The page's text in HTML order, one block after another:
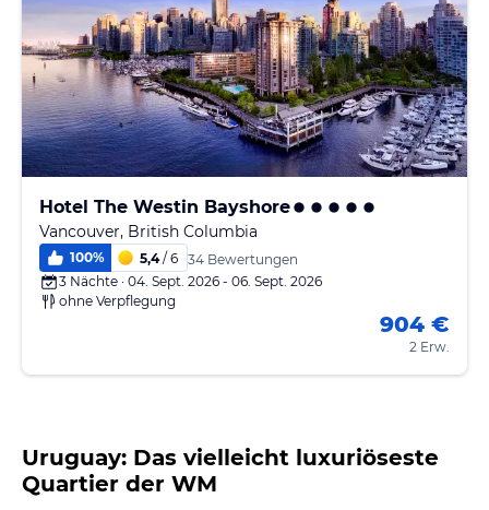
Hotel The Westin Bayshore
Vancouver, British Columbia
100% 5,4/ 6 34 Bewertungen
3 Nächte · 04. Sept. 2026 - 06. Sept. 2026
ohne Verpflegung
904 €
2 Erw.
Uruguay: Das vielleicht luxuriöseste
Quartier der WM